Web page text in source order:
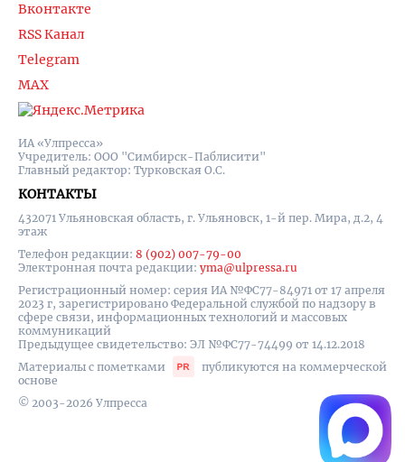
ИА «Улпресса»
Учредитель: ООО "Симбирск-Паблисити"
Главный редактор: Турковская О.С.
КОНТАКТЫ
432071 Ульяновская область, г. Ульяновск, 1-й пер. Мира, д.2, 4
этаж
Телефон редакции: 8 (902) 007-79-00
Электронная почта редакции: yma@ulpressa.ru
Регистрационный номер: серия ИА №ФС77-84971 от 17 апреля
2023 г, зарегистрировано Федеральной службой по надзору в
сфере связи, информационных технологий и массовых
коммуникаций
Предыдущее свидетельство: ЭЛ №ФС77-74499 от 14.12.2018
Материалы с пометками
публикуются на коммерческой
основе
© 2003-2026 Улпресса
Вконтакте
RSS Канал
Telegram
MAX